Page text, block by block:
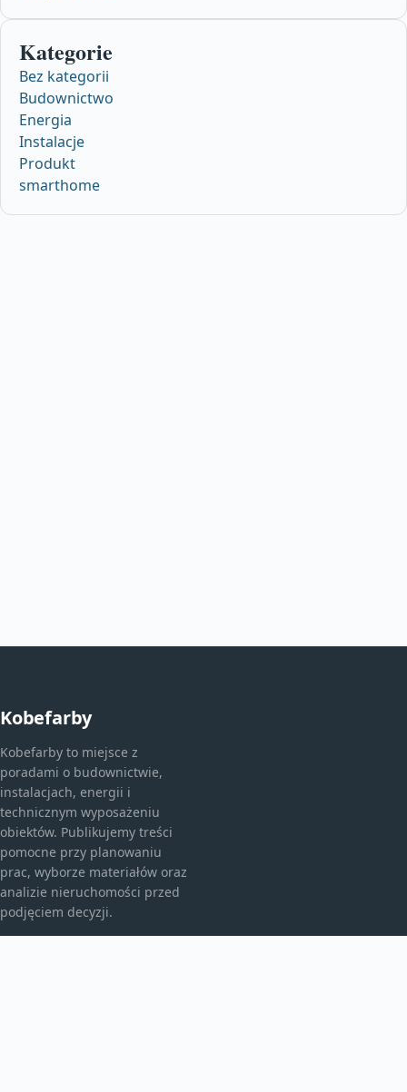
Kategorie
Bez kategorii
Budownictwo
Energia
Instalacje
Produkt
smarthome
Kobefarby
Kobefarby to miejsce z
poradami o budownictwie,
instalacjach, energii i
technicznym wyposażeniu
obiektów. Publikujemy treści
pomocne przy planowaniu
prac, wyborze materiałów oraz
analizie nieruchomości przed
podjęciem decyzji.